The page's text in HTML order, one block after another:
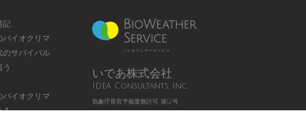
記
バイオクリマ
のサバイバル
う
バイオクリマ
る
バイオウェザーサービス
いであ株式会社
IDEA Consultants, Inc.
気象庁長官予報業務許可 第12号